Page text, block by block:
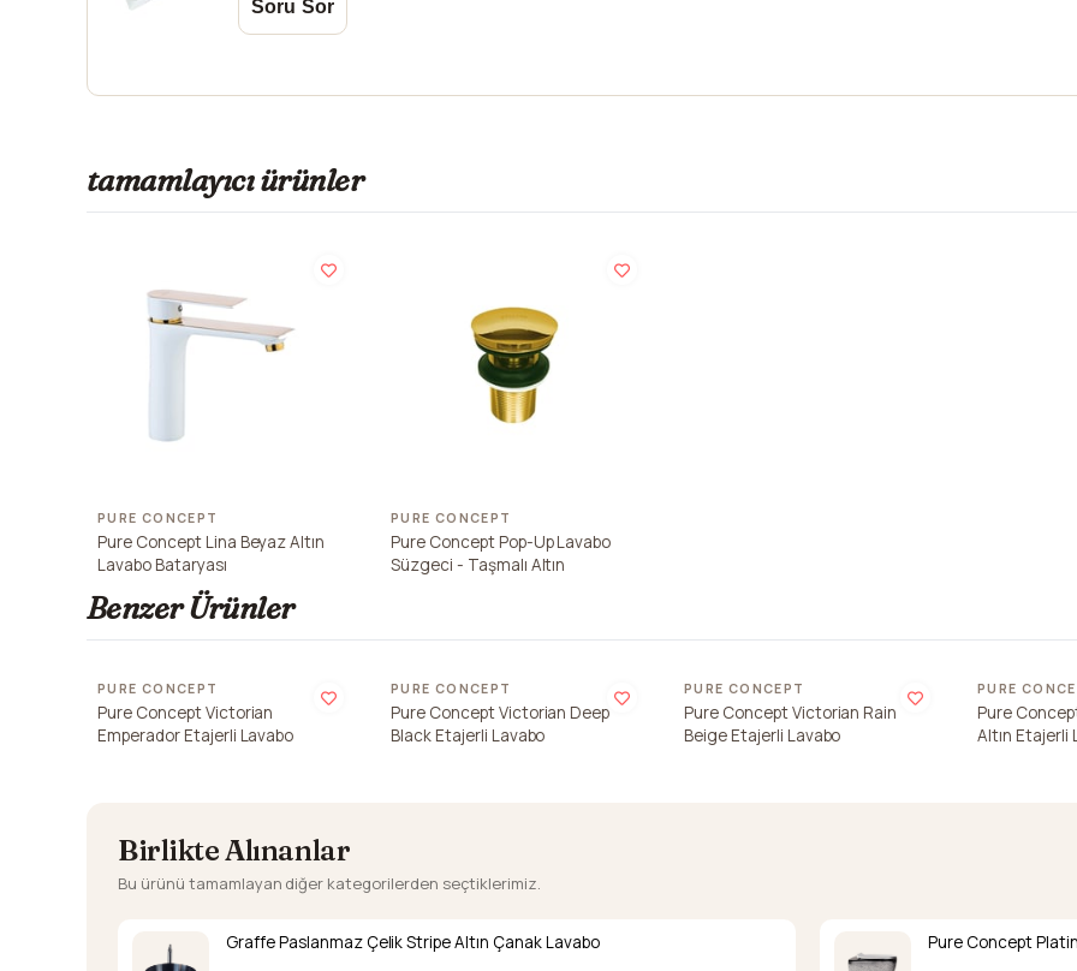
tamamlayıcı ürünler
PURE CONCEPT
Pure Concept Lina Beyaz Altın
Lavabo Bataryası
PURE CONCEPT
Pure Concept Pop-Up Lavabo
Süzgeci - Taşmalı Altın
Benzer Ürünler
PURE CONCEPT
Pure Concept Victorian
Emperador Etajerli Lavabo
PURE CONCEPT
Pure Concept Victorian Deep
Black Etajerli Lavabo
PURE CONCEPT
Pure Concept Victorian Rain
Beige Etajerli Lavabo
Son 2 adet
PURE
Pure
Altın Etajerli
Birlikte Alınanlar
Bu ürünü tamamlayan diğer kategorilerden seçtiklerimiz.
Graffe Paslanmaz Çelik Stripe Altın Çanak Lavabo
Pure Concept